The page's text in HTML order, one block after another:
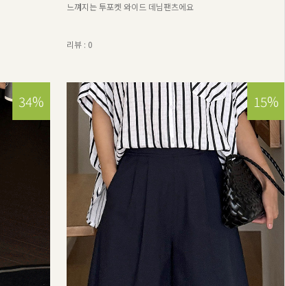
느껴지는 투포켓 와이드 데님팬츠에요
리뷰 : 0
15%
34% 15%